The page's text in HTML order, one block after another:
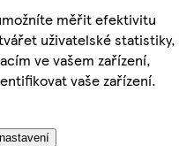
měřit efektivitu
uživatelské statistiky,
ve vašem zařízení,
vaše zařízení.